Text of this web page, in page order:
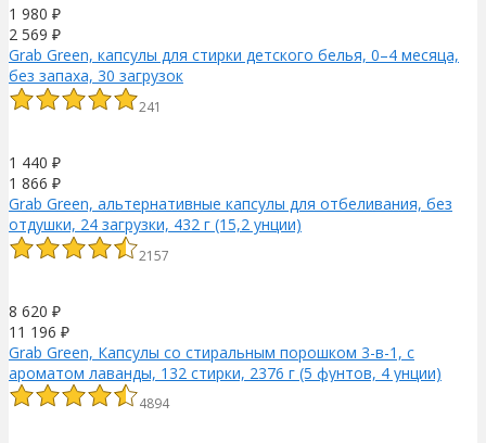
1 980 ₽
2 569 ₽
Grab Green, капсулы для стирки детского белья, 0–4 месяца,
без запаха, 30 загрузок
241
1 440 ₽
1 866 ₽
Grab Green, альтернативные капсулы для отбеливания, без
отдушки, 24 загрузки, 432 г (15,2 унции)
2157
8 620 ₽
11 196 ₽
Grab Green, Капсулы со стиральным порошком 3-в-1, с
ароматом лаванды, 132 стирки, 2376 г (5 фунтов, 4 унции)
4894